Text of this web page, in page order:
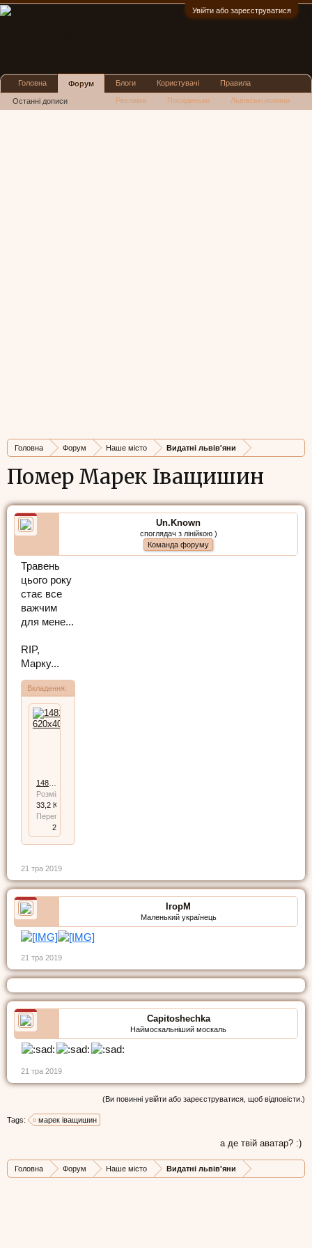
Увійти або зареєструватися
Головна Форум Наше місто Видатні львів'яни
Помер Марек Іващишин
Un.Known
споглядач з лінійкою )
Команда форуму
Травень
цього року
стає все
важчим
для мене...
RIP,
Марку...
Вкладення:
Розмір файлу:
33,2 КБ
Переглядів:
2
21 тра 2019
ІгорМ
Маленький українець
21 тра 2019
Capitoshechka
Наймоскальніший москаль
21 тра 2019
(Ви повинні увійти або зареєструватися, щоб відповісти.)
Tags: марек іващишин
а де твій аватар? :)
Головна Форум Наше місто Видатні львів'яни
Головна Форум
Останні дописи
Блоги Користувачі Правила
Реклама Посиденьки Львівські новини